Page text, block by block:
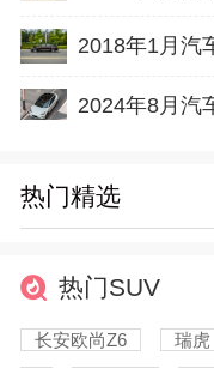
2018年1月汽
2024年8月汽
热门精选
热门SUV
长安欧尚Z6 瑞虎